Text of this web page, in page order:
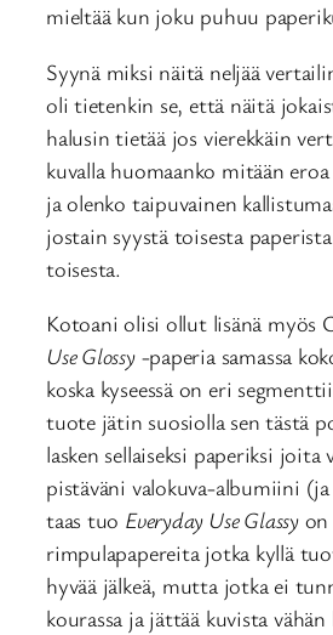
mieltää kun joku puhuu
Syynä miksi näitä neljää
oli tietenkin se, että näitä
halusin tietää jos vierekkäin
kuvalla huomaanko mitään
ja olenko taipuvainen
jostain syystä toisesta
toisesta.
Kotoani olisi ollut lisänä myös
Use Glossy-paperia samassa
koska kyseessä on eri
tuote jätin suosiolla sen tästä
lasken sellaiseksi paperiksi
pistäväni valokuva-albumiini
taas tuo Everyday Use Glassyon
rimpulapapereita jotka kyllä
hyvää jälkeä, mutta jotka ei
kourassa ja jättää kuvista